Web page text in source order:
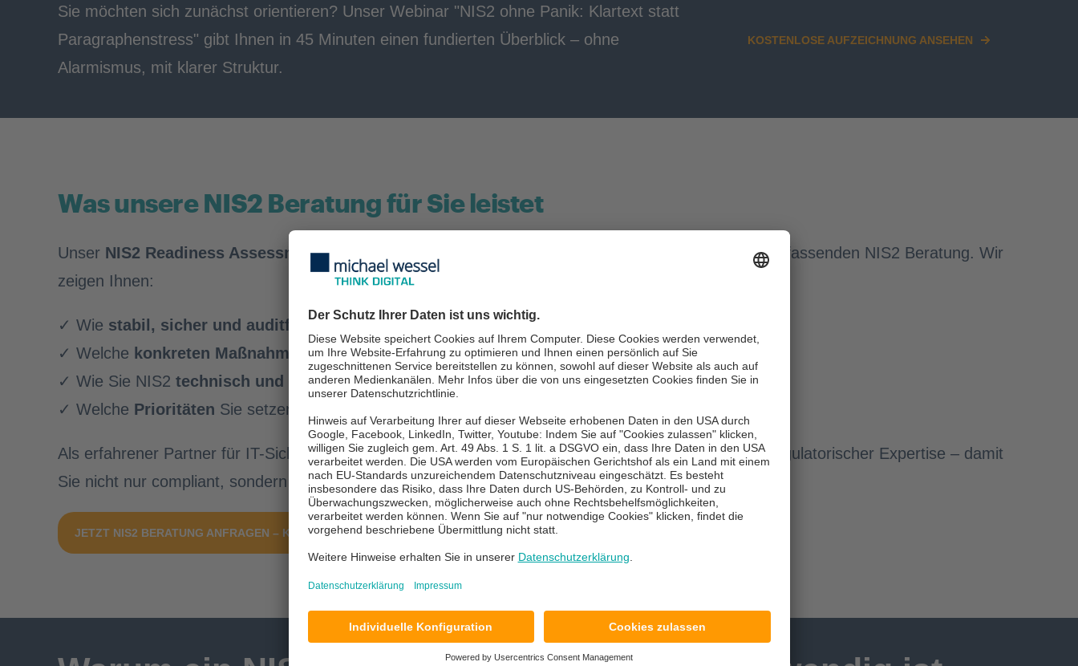
Sie möchten sich zunächst orientieren? Unser Webinar "NIS2 ohne Panik: Klartext statt
Paragraphenstress" gibt Ihnen in 45 Minuten einen fundierten Überblick – ohne
Alarmismus, mit klarer Struktur.
KOSTENLOSE AUFZEICHNUNG ANSEHEN
Was unsere NIS2 Beratung für Sie leistet
Unser NIS2 Readiness Assessmentist mehr als eine reine Analyse – es ist der erste Schritt Ihrer umfassenden NIS2 Beratung. Wir
zeigen Ihnen:
✓ Wie stabil, sicher und auditfähigIhre IT-Strukturen heute sind
✓ Welche konkreten Maßnahmen notwendig sind, um NIS2-Anforderungen zu erfüllen
✓ Wie Sie NIS2 technisch und organisatorischvollständig umsetzen
✓ Welche Prioritäten Sie setzen sollten, um Risiken zu minimieren
Als erfahrener Partner für IT-Sicherheit verbindet unsere NIS2 Beratung technisches Know-how mit regulatorischer Expertise – damit
Sie nicht nur compliant, sondern auch nachhaltig sicherer werden.
JETZT NIS2 BERATUNG ANFRAGEN – KOSTENLOSE ERSTBERATUNG